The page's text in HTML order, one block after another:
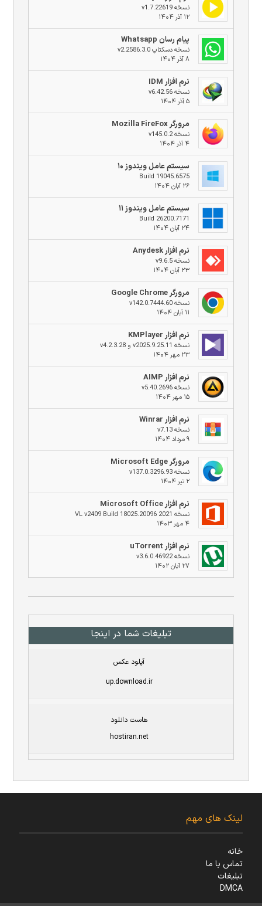
نسخه v1.7.22619
۱۲ آذر ۱۴۰۴
پیام رسان Whatsapp
نسخه دسکتاپ v2.2586.3.0
۸ آذر ۱۴۰۴
نرم افزار IDM
نسخه v6.42.56
۵ آذر ۱۴۰۴
مرورگر Mozilla FireFox
نسخه v145.0.2
۴ آذر ۱۴۰۴
سیستم عامل ویندوز ۱۰
Build 19045.6575
۲۶ آبان ۱۴۰۴
سیستم عامل ویندوز ۱۱
Build 26200.7171
۲۴ آبان ۱۴۰۴
نرم افزار Anydesk
نسخه v9.6.5
۲۳ آبان ۱۴۰۴
مرورگر Google Chrome
نسخه v142.0.7444.60
۱۱ آبان ۱۴۰۴
نرم افزار KMPlayer
نسخه v2025.9.25.11 و v4.2.3.28
۲۳ مهر ۱۴۰۴
نرم افزار AIMP
نسخه v5.40.2696
۱۵ مهر ۱۴۰۴
نرم افزار Winrar
نسخه v7.13
۹ مرداد ۱۴۰۴
مرورگر Microsoft Edge
نسخه v137.0.3296.93
۲ تیر ۱۴۰۴
نرم افزار Microsoft Office
نسخه 2021 VL v2409 Build 18025.20096
۴ مهر ۱۴۰۳
نرم افزار uTorrent
نسخه v3.6.0.46922
۲۷ آبان ۱۴۰۲
تبلیغات شما در اینجا
آپلود عکس
up.download.ir
هاست دانلود
hostiran.net
لینک های مهم
خانه
تماس با ما
تبلیغات
DMCA